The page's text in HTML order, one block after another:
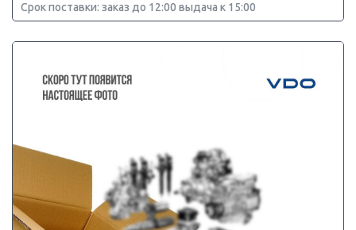
Срок поставки: заказ до 12:00 выдача к 15:00